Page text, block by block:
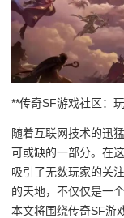
**传奇SF游戏社区：
随着互联网技术的迅
可或缺的一部分。在
吸引了无数玩家的关
的天地，不仅仅是一
本文将围绕传奇SF游